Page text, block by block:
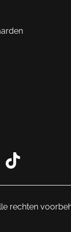
Tiktok
rechten